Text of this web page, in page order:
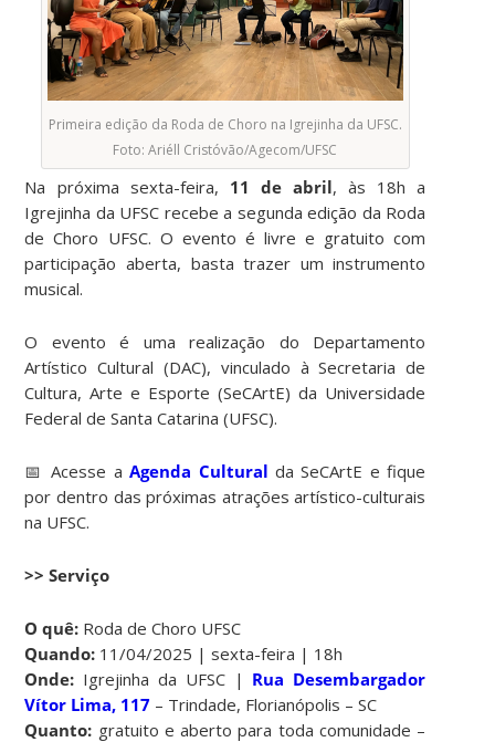
Primeira edição da Roda de Choro na Igrejinha da UFSC.
Foto: Ariéll Cristóvão/Agecom/UFSC
Na próxima sexta-feira, 11 de abril, às 18h a
Igrejinha da UFSC recebe a segunda edição da Roda
de Choro UFSC. O evento é livre e gratuito com
participação aberta, basta trazer um instrumento
musical.
O evento é uma realização do Departamento
Artístico Cultural (DAC), vinculado à Secretaria de
Cultura, Arte e Esporte (SeCArtE) da Universidade
Federal de Santa Catarina (UFSC).
📅 Acesse aAgenda Cultural da SeCArtE e fique
por dentro das próximas atrações artístico-culturais
na UFSC.
>> Serviço
O quê: Roda de Choro UFSC
Quando: 11/04/2025 | sexta-feira | 18h
Onde: Igrejinha da UFSC | Rua Desembargador
Vítor Lima, 117 – Trindade, Florianópolis – SC
Quanto: gratuito e aberto para toda comunidade –